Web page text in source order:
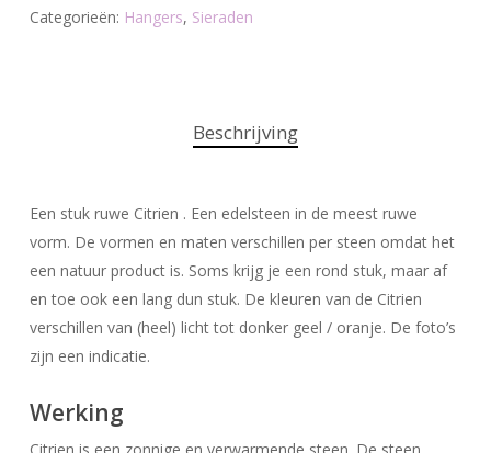
Categorieën: Hangers, Sieraden
Beschrijving
Een stuk ruwe Citrien . Een edelsteen in de meest ruwe
vorm. De vormen en maten verschillen per steen omdat het
een natuur product is. Soms krijg je een rond stuk, maar af
en toe ook een lang dun stuk. De kleuren van de Citrien
verschillen van (heel) licht tot donker geel / oranje. De foto’s
zijn een indicatie.
Werking
Citrien is een zonnige en verwarmende steen. De steen